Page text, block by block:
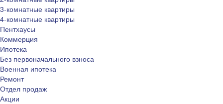
3-комнатные квартиры
4-комнатные квартиры
Пентхаусы
Коммерция
Ипотека
Без первоначального взноса
Военная ипотека
Ремонт
Отдел продаж
Акции